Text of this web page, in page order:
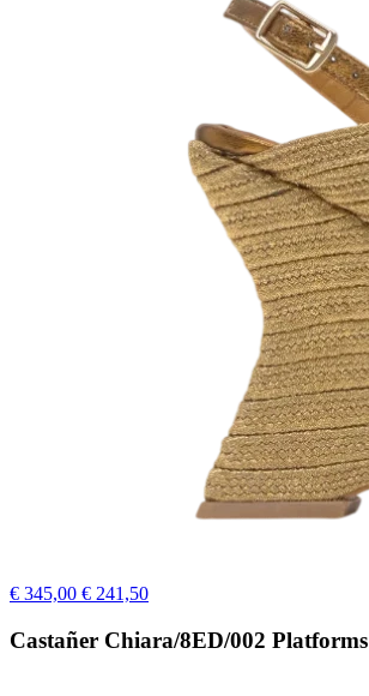
€ 345,00 € 241,50
Castañer Chiara/8ED/002 Platforms